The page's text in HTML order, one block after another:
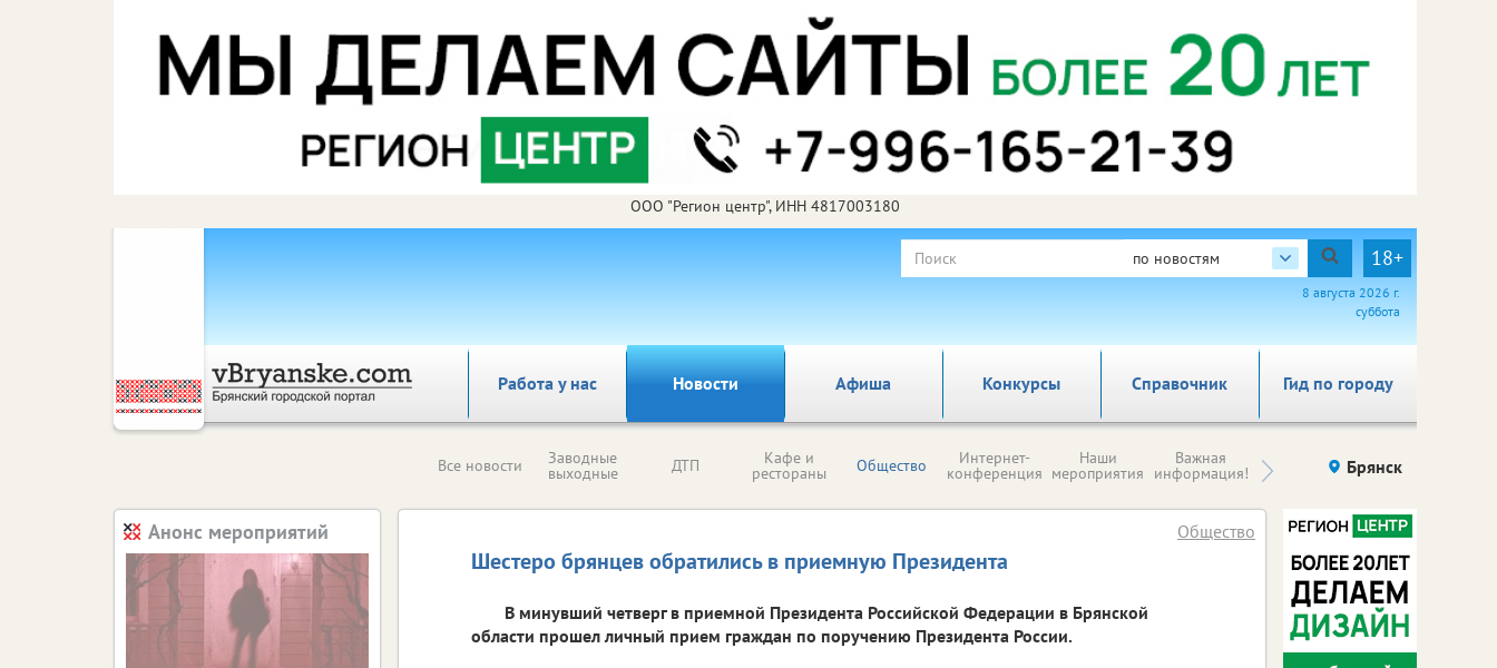
ООО "Регион центр", ИНН 4817003180
по новостям 18+
8 августа 2026 г.
суббота
Работа у нас Новости Афиша Справочник Гид по городу
Конкурсы
Все новости Заводные
выходные ДТП Кафе и
рестораны Общество Интернет-
конференция
Наши
мероприятия
Важная
информация! Происшествия Здоровье
Брянск
Шестеро брянцев обратились в приемную Президента
Общество
В минувший четверг в приемной Президента Российской Федерации в Брянской
области прошел личный прием граждан по поручению Президента России.
Анонс мероприятий